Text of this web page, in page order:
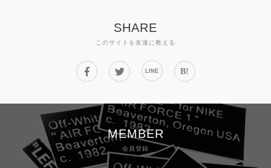
SHARE
このサイトを友達に教える
LINE B!
MEMBER
会員登録